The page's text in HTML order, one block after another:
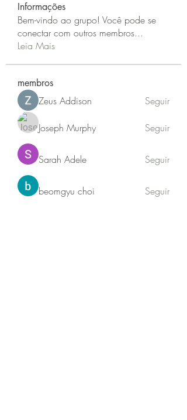
Informações
Bem-vindo ao grupo! Você pode se
conectar com outros membros...
Leia Mais
membros
Zeus Addison Seguir
Joseph Murphy Seguir
Sarah Adele Seguir
beomgyu choi Seguir